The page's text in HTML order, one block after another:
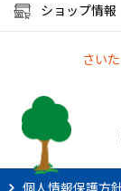
ショップ情報
さい
個人情報保護方